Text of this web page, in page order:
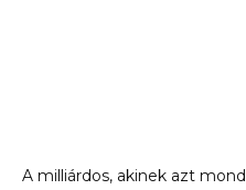
A milliárdos, akinek azt